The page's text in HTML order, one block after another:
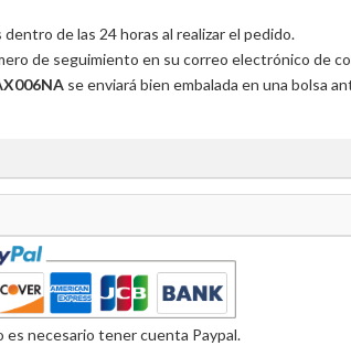
de las 24 horas al realizar el pedido.
de seguimiento en su correo electrónico de
se enviará bien embalada en una bolsa
es necesario tener cuenta Paypal.